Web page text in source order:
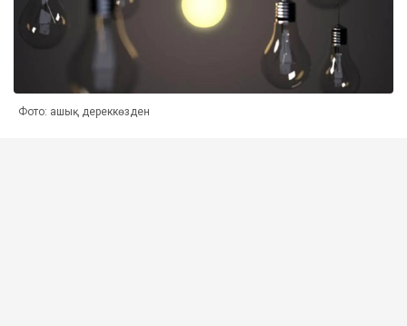
Фото: ашық дереккөзден